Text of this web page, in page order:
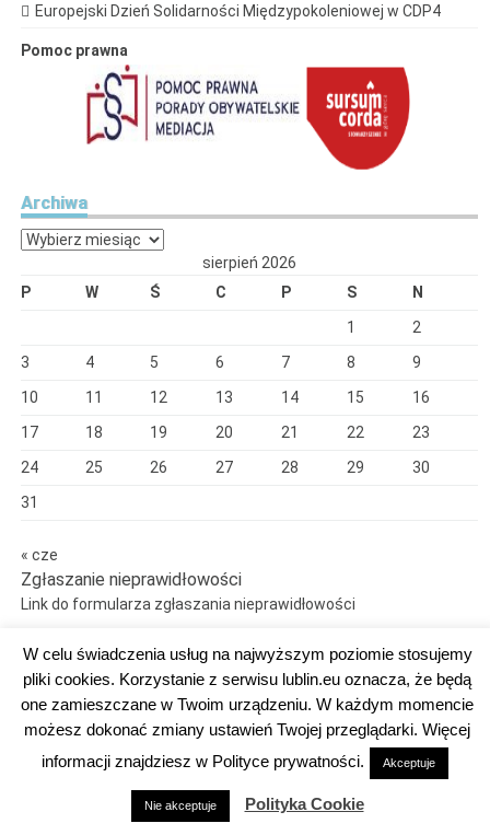
Europejski Dzień Solidarności Międzypokoleniowej w CDP4
Pomoc prawna
Archiwa
Archiwa
sierpień 2026
P
W Ś C P S
N
1
2
3
4 5 6 7 8
9
10
11 12 13 14 15
16
17
18 19 20 21 22
23
24
25 26 27 28 29
30
31
« cze
Zgłaszanie nieprawidłowości
Link do formularza zgłaszania nieprawidłowości
Dumnie wspierane przez WordPress
DEKLARACJA DOSTĘPNOŚCI
W celu świadczenia usług na najwyższym poziomie stosujemy
pliki cookies. Korzystanie z serwisu lublin.eu oznacza, że będą
one zamieszczane w Twoim urządzeniu. W każdym momencie
możesz dokonać zmiany ustawień Twojej przeglądarki. Więcej
informacji znajdziesz w Polityce prywatności.
Akceptuje
Nie akceptuje Polityka Cookie